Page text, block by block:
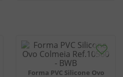
Forma PVC Silicone Ovo